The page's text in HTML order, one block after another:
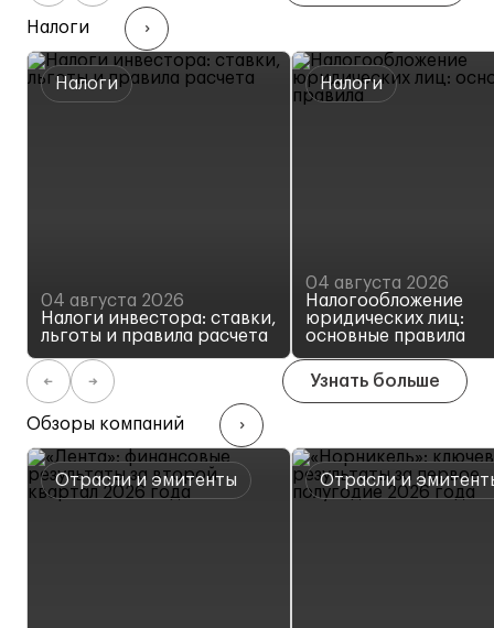
Налоги
Налоги
04 августа 2026
Налоги инвестора: ставки,
льготы и правила расчета
Налоги
04 августа 2026
Налогообложение
юридических лиц:
основные правила
Узнать больше
Обзоры компаний
Отрасли и эмитенты Отрасли и